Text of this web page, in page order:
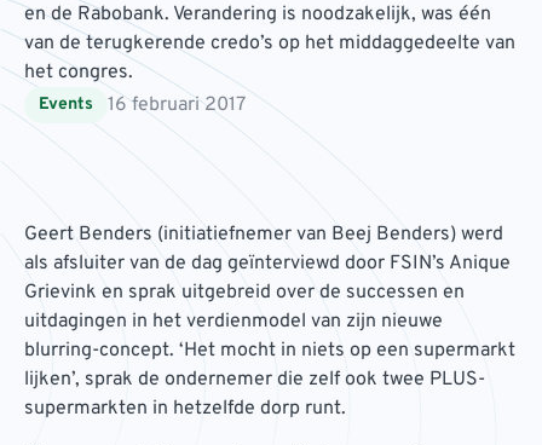
en de Rabobank. Verandering is noodzakelijk, was één
van de terugkerende credo’s op het middaggedeelte van
het congres.
Events 16 februari 2017
Geert Benders (initiatiefnemer van Beej Benders) werd
als afsluiter van de dag geïnterviewd door FSIN’s Anique
Grievink en sprak uitgebreid over de successen en
uitdagingen in het verdienmodel van zijn nieuwe
blurring-concept. ‘Het mocht in niets op een supermarkt
lijken’, sprak de ondernemer die zelf ook twee PLUS-
supermarkten in hetzelfde dorp runt.